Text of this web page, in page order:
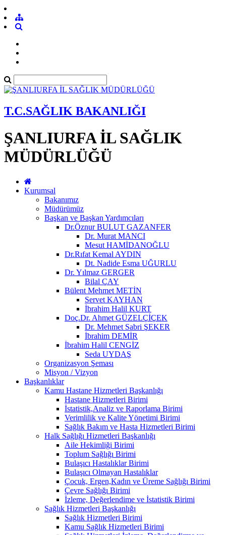
T.C.SAĞLIK BAKANLIĞI
ŞANLIURFA İL SAĞLIK
MÜDÜRLÜĞÜ
Kurumsal
Bakanımız
Müdürümüz
Başkan ve Başkan Yardımcıları
Dr.Öznur BULUT GAZANFER
Dr. Murat MANCI
Mesut HAMİDANOĞLU
Dr.Rıfat Kemal AYDIN
Dt. Nadide Esma UĞURLU
Dr. Yılmaz GERGER
Bilal ÇAY
Bülent Mehmet METİN
Servet KAYHAN
İbrahim Halil KURT
Doç.Dr. Ahmet GÜZELÇİÇEK
Dr. Mehmet Sabri ŞEKER
İbrahim DEMİR
İbrahim Halil CENGİZ
Seda UYDAŞ
Organizasyon Şeması
Misyon / Vizyon
Başkanlıklar
Kamu Hastane Hizmetleri Başkanlığı
Hastane Hizmetleri Birimi
İstatistik,Analiz ve Raporlama Birimi
Verimlilik ve Kalite Yönetimi Birimi
Sağlık Bakım ve Hasta Hizmetleri Birimi
Halk Sağlığı Hizmetleri Başkanlığı
Aile Hekimliği Birimi
Toplum Sağlığı Birimi
Bulaşıcı Hastalıklar Birimi
Bulaşıcı Olmayan Hastalıklar
Çocuk, Ergen,Kadın ve Üreme Sağlığı Birimi
Çevre Sağlığı Birimi
İzleme, Değerlendime ve İstatistik Birimi
Sağlık Hizmetleri Başkanlığı
Sağlık Hizmetleri Birimi
Kamu Sağlık Hizmetleri Birimi